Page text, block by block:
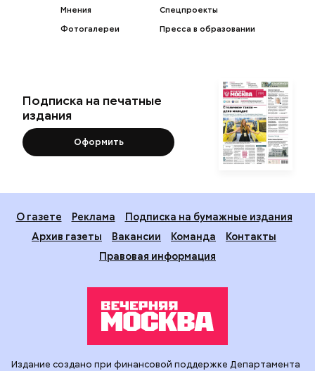
Мнения
Фотогалереи
Спецпроекты
Пресса в образовании
Подписка на печатные
издания
Оформить
О газете Реклама
Подписка на бумажные издания
Архив газеты
Вакансии Команда
Контакты
Правовая информация
Издание создано при финансовой поддержке Департамента